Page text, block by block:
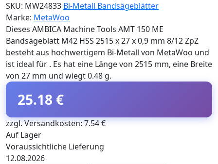
SKU: MW24833 Bi-Metall Bandsägeblätter
Marke: MetaWoo
Dieses AMBICA Machine Tools AMT 150 ME
Bandsägeblatt M42 HSS 2515 x 27 x 0,9 mm 8/12 ZpZ
besteht aus hochwertigem Bi-Metall von MetaWoo und
ist ideal für . Es hat eine Länge von 2515 mm, eine Breite
von 27 mm und wiegt 0.48 g.
25.18 €
zzgl. Versandkosten: 7.54 €
Auf Lager
Voraussichtliche Lieferung
12.08.2026